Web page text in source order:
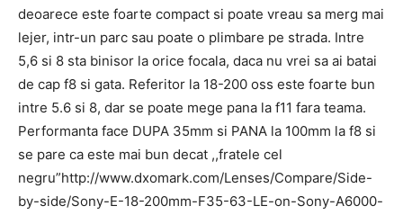
deoarece este foarte compact si poate vreau sa merg mai
lejer, intr-un parc sau poate o plimbare pe strada. Intre
5,6 si 8 sta binisor la orice focala, daca nu vrei sa ai batai
de cap f8 si gata. Referitor la 18-200 oss este foarte bun
intre 5.6 si 8, dar se poate mege pana la f11 fara teama.
Performanta face DUPA 35mm si PANA la 100mm la f8 si
se pare ca este mai bun decat ,,fratele cel
negru”http://www.dxomark.com/Lenses/Compare/Side-
by-side/Sony-E-18-200mm-F35-63-LE-on-Sony-A6000-